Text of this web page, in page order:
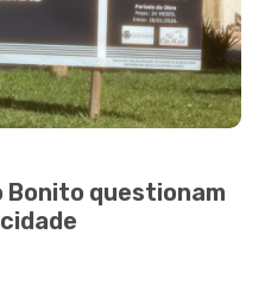
Bonito questionam